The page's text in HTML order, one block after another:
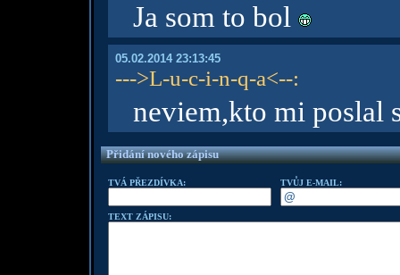
Ja som to bol
05.02.2014 23:13:45
--->L-u-c-i-n-q-a<--:
neviem,kto mi poslal
Přidání nového zápisu
TVÁ PŘEZDÍVKA: TVŮJ E-MAIL:
TEXT ZÁPISU: